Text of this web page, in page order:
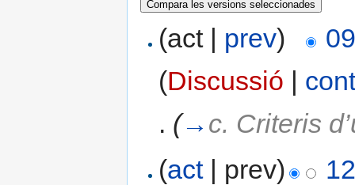
(act | prev)
(Discussió |
. (→ c. Criteris
(act| prev)